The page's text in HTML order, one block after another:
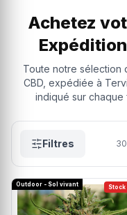
Achetez
Toute notre sélection
CBD, expédiée à
indiqué sur chaque
Filtres
Outdoor - Sol vivant